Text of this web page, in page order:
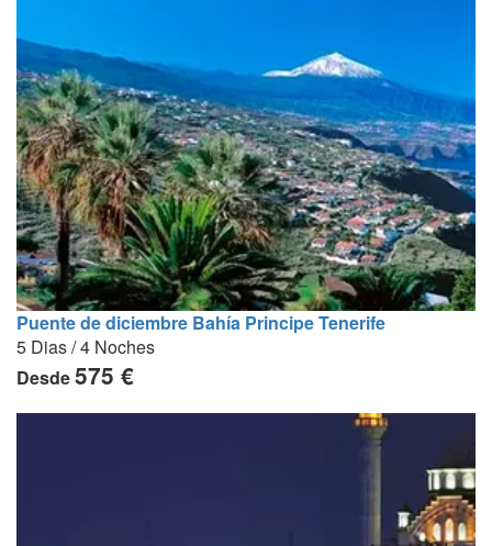
Puente de diciembre Bahía Principe Tenerife
5 Dias / 4 Noches
Desde575 €